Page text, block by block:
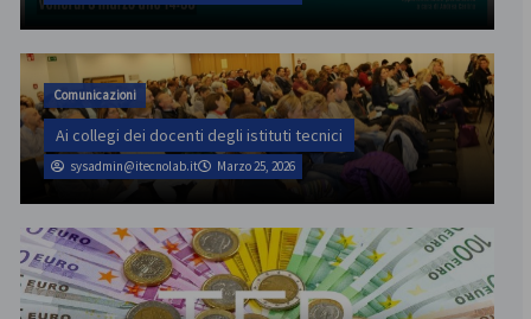
Comunicazioni
Ai collegi dei docenti degli istituti tecnici
sysadmin@itecnolab.it Marzo 25, 2026